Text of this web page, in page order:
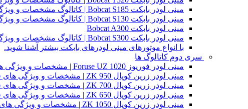
مینی لودر بابکت Bobcat S185 | کاتالوگ مشخصات و ویژگی های فنی
مینی لودر بابکت Bobcat S130 | کاتالوگ مشخصات و ویژگی های فنی
مینی لودر بابکت Bobcat A300
مینی لودر بابکت Bobcat S300 | کاتالوگ مشخصات و ویژگی های فنی
با انواع موتورهای مینی لودرهای بابکت بیشتر آشنا شوید.
سری دوم کاتالوگ ها
مینی لودر فوریوز Foruse UZ 1020 | مشخصات و ویژگی های فنی
مینی لودر زرین کوپال ZK 950 | مشخصات و ویژگی های فنی zk950
مینی لودر زرین کوپال ZK 700 | مشخصات و ویژگی های فنی zk700
مینی لودر زرین کوپال ZK 650 | مشخصات و ویژگی های فنی zk650
مینی لودر زرین کوپال ZK 1050 | مشخصات و ویژگی های فنی zk1050